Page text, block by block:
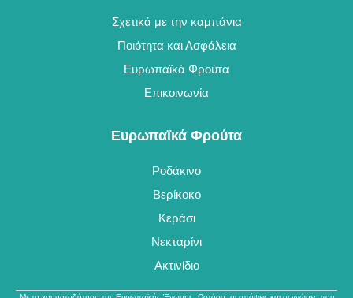
Σχετικά με την καμπάνια
Ποιότητα και Ασφάλεια
Ευρωπαϊκά Φρούτα
Επικοινωνία
Ευρωπαϊκά Φρούτα
Ροδάκινο
Βερίκοκο
Κεράσι
Νεκταρίνι
Ακτινίδιο